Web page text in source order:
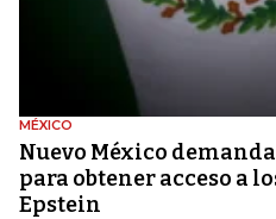
MÉXICO
Nuevo México
para obtener acceso a
Epstein